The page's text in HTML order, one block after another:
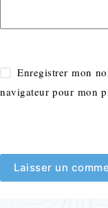
Enregistrer mon
navigateur pour mon
Laisser un